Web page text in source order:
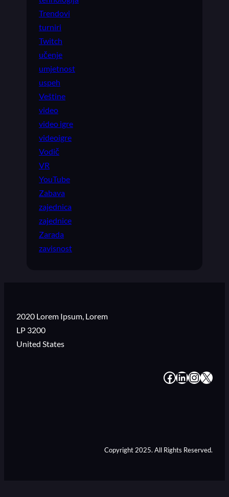
Trendovi
turniri
Twitch
učenje
umjetnost
uspeh
Veštine
video
video igre
videoigre
Vodič
VR
YouTube
Zabava
zajednica
zajednice
Zarada
zavisnost
2020 Lorem Ipsum, Lorem
LP 3200
United States
# # # #
Copyright 2025. All Rights Reserved.